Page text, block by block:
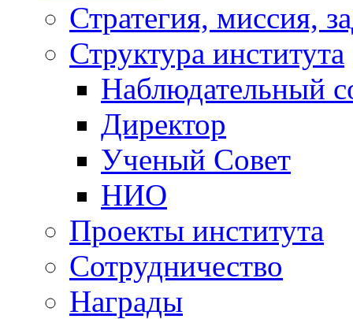
Стратегия, миссия,
Структура института
Наблюдательный
Директор
Ученый Совет
НИО
Проекты института
Сотрудничество
Награды